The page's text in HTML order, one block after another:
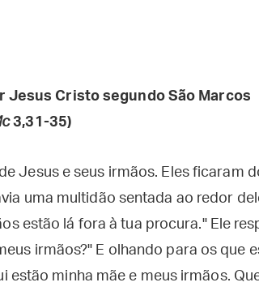
Jesus Cristo segundo São Marcos
3,31-35)
Jesus e seus irmãos. Eles ficaram
uma multidão sentada ao redor
estão lá fora à tua procura." Ele
irmãos?" E olhando para os que
estão minha mãe e meus irmãos.